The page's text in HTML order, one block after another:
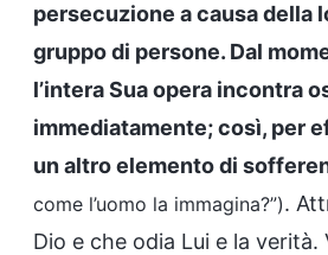
persecuzione a causa della
gruppo di persone. Dal
l’intera Sua opera incontra
immediatamente; così, per
un altro elemento di
come l’uomo la immagina?”).
Dio e che odia Lui e la